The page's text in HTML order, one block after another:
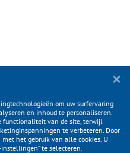
om uw surfervaring
en inhoud te personaliseren.
functionaliteit van de site, terwijl
te verbeteren. Door
het gebruik van alle cookies. U
te selecteren.